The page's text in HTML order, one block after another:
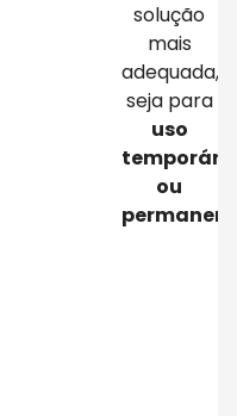
solução
mais
adequada,
seja para
uso
temporário
ou
permanente